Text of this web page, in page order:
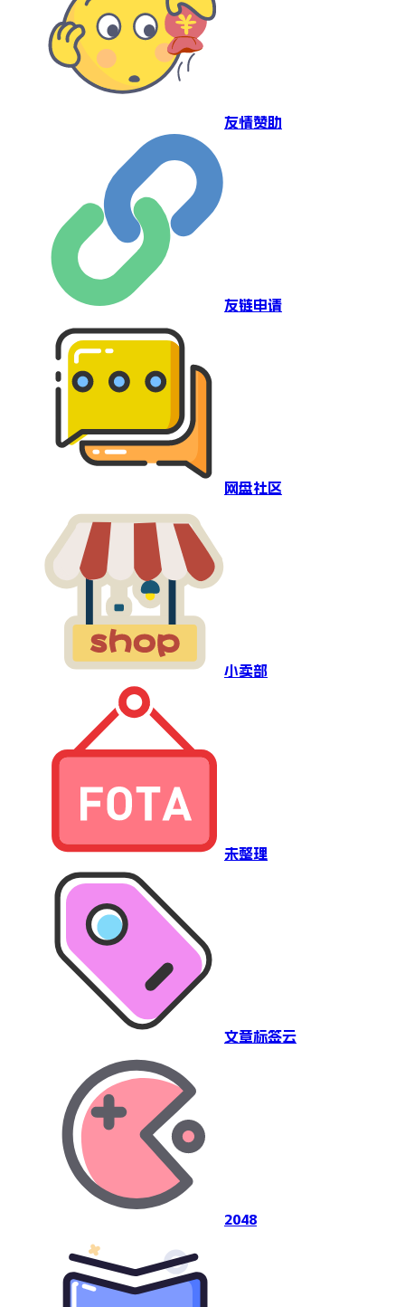
友情赞助
友链申请
网盘社区
小卖部
未整理
文章标签云
2048